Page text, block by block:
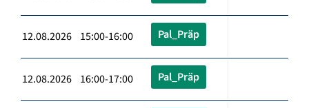
12.08.2026 15:00-16:00 Pal_Präp
12.08.2026 16:00-17:00 Pal_Präp